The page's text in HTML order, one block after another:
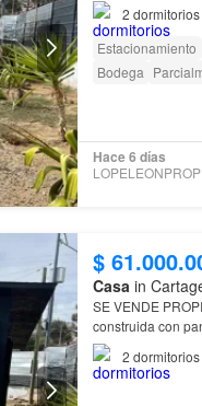
2 dormitorios
Estacionamiento
Bodega
Hace 6 días
$
Casa in
SE VENDE
construida con
2 dormitorios